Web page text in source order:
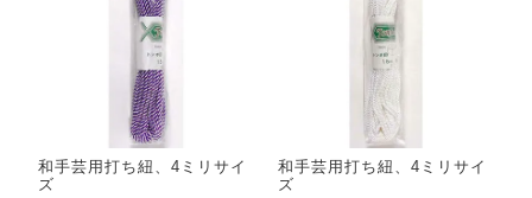
和手芸用打ち紐、4ミリサイ
ズ
和手芸用打ち紐、4ミリサイ
ズ